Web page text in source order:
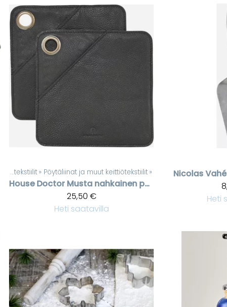
Kodintekstiilit ‪» Pöytäliinat ja muut keittiötekstiilit ‪»
House Doctor
Musta nahkainen patalappu
25,50 €
Heti saatavilla
Nicolas Vahé
Heti